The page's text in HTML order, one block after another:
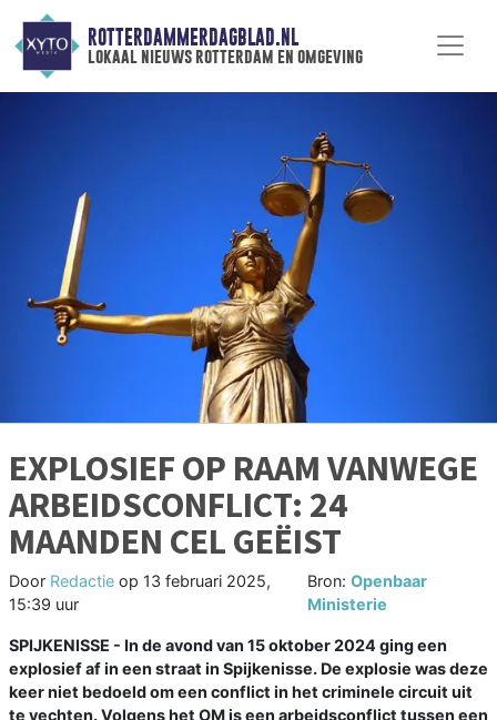
ROTTERDAMMERDAGBLAD.NL
lokaal nieuws rotterdam en omgeving
EXPLOSIEF OP RAAM VANWEGE
ARBEIDSCONFLICT: 24
MAANDEN CEL GEËIST
Door Redactie op 13 februari 2025,
15:39 uur
Bron:Openbaar
Ministerie
SPIJKENISSE - In de avond van 15 oktober 2024 ging een
explosief af in een straat in Spijkenisse. De explosie was deze
keer niet bedoeld om een conflict in het criminele circuit uit
te vechten. Volgens het OM is een arbeidsconflict tussen een